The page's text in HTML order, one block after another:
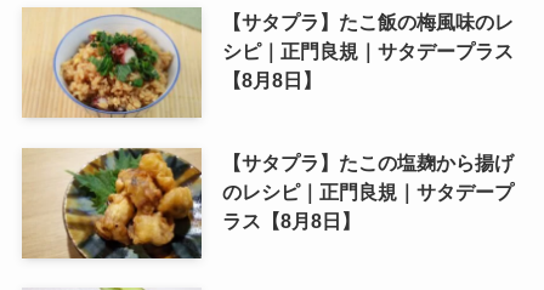
【サタプラ】たこ飯の梅風味のレ
シピ｜正門良規｜サタデープラス
【8月8日】
【サタプラ】たこの塩麹から揚げ
のレシピ｜正門良規｜サタデープ
ラス【8月8日】